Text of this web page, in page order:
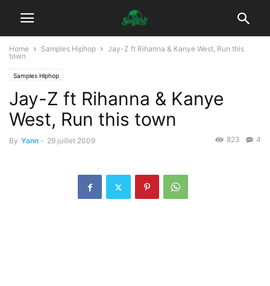
Home Samples Hiphop
Jay-Z ft Rihanna & Kanye West, Run this
town
Samples Hiphop
Jay-Z ft Rihanna & Kanye
West, Run this town
By Yann - 29 juillet 2009 4
823